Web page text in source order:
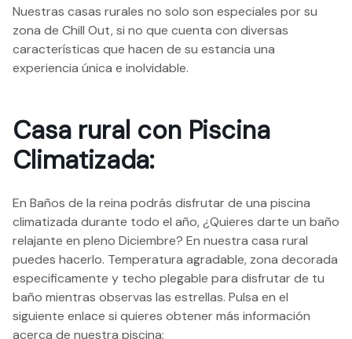
Nuestras casas rurales no solo son especiales por su
zona de Chill Out, si no que cuenta con diversas
características que hacen de su estancia una
experiencia única e inolvidable.
Casa rural con Piscina
Climatizada:
En Baños de la reina podrás disfrutar de una piscina
climatizada durante todo el año, ¿Quieres darte un baño
relajante en pleno Diciembre? En nuestra casa rural
puedes hacerlo. Temperatura agradable, zona decorada
especificamente y techo plegable para disfrutar de tu
baño mientras observas las estrellas. Pulsa en el
siguiente enlace si quieres obtener más información
acerca de nuestra piscina: